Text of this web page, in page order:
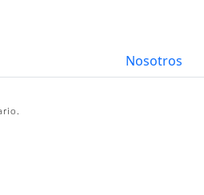
Nosotros